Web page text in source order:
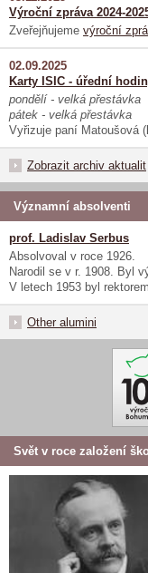
Výroční zpráva 2024-
Zveřejňujeme výroční
02.09.2025
Karty ISIC - úřední
pondělí - velká přestávka
pátek - velká přestávka
Vyřizuje paní Matoušová
Zobrazit archiv aktualit
Významní absolventi
prof. Ladislav Serbus
Absolvoval v roce 1926.
Narodil se v r. 1908. Byl
V letech 1953 byl
Other alumini
Svět v roce založení